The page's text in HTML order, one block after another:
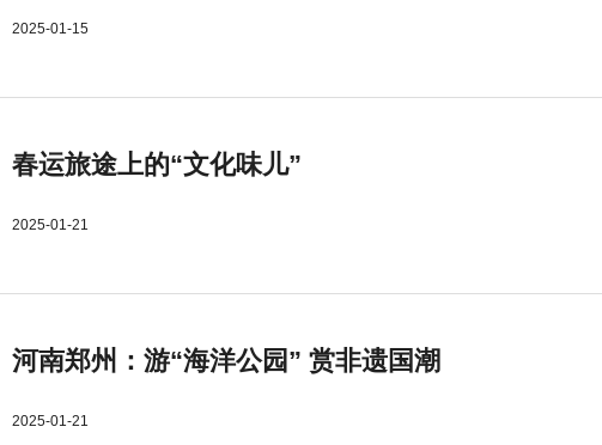
2025-01-15
春运旅途上的“文化味儿”
2025-01-21
河南郑州：游“海洋公园” 赏非遗国潮
2025-01-21